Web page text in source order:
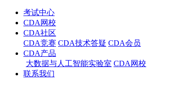
考试中心
CDA网校
CDA社区
CDA竞赛 CDA技术答疑 CDA会员
CDA产品
大数据与人工智能实验室 CDA网校
联系我们